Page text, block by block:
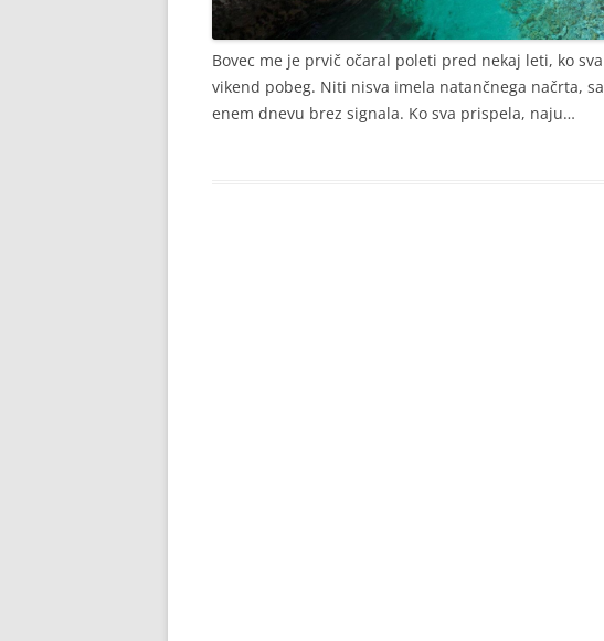
Bovec me je prvič očaral poleti pred nekaj leti, ko
vikend pobeg. Niti nisva imela natančnega načrta,
enem dnevu brez signala. Ko sva prispela, naju…